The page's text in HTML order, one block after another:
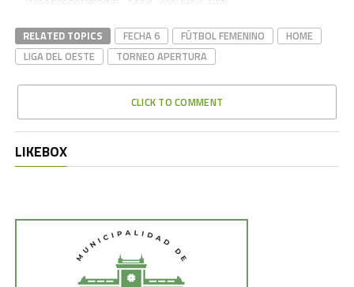
RELATED TOPICS FECHA 6 FÚTBOL FEMENINO
HOME
LIGA DEL OESTE
TORNEO APERTURA
CLICK TO COMMENT
LIKEBOX